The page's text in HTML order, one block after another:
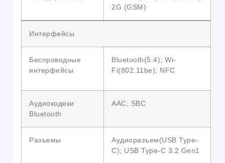
2G (GSM)
Интерфейсы
Беспроводные
интерфейсы
Bluetooth(5.4); Wi-
Fi(802.11be); NFC
Аудиокодеки
Bluetooth
AAC; SBC
Разъемы
Аудиоразъем(USB Type-
C); USB Type-C 3.2 Gen1